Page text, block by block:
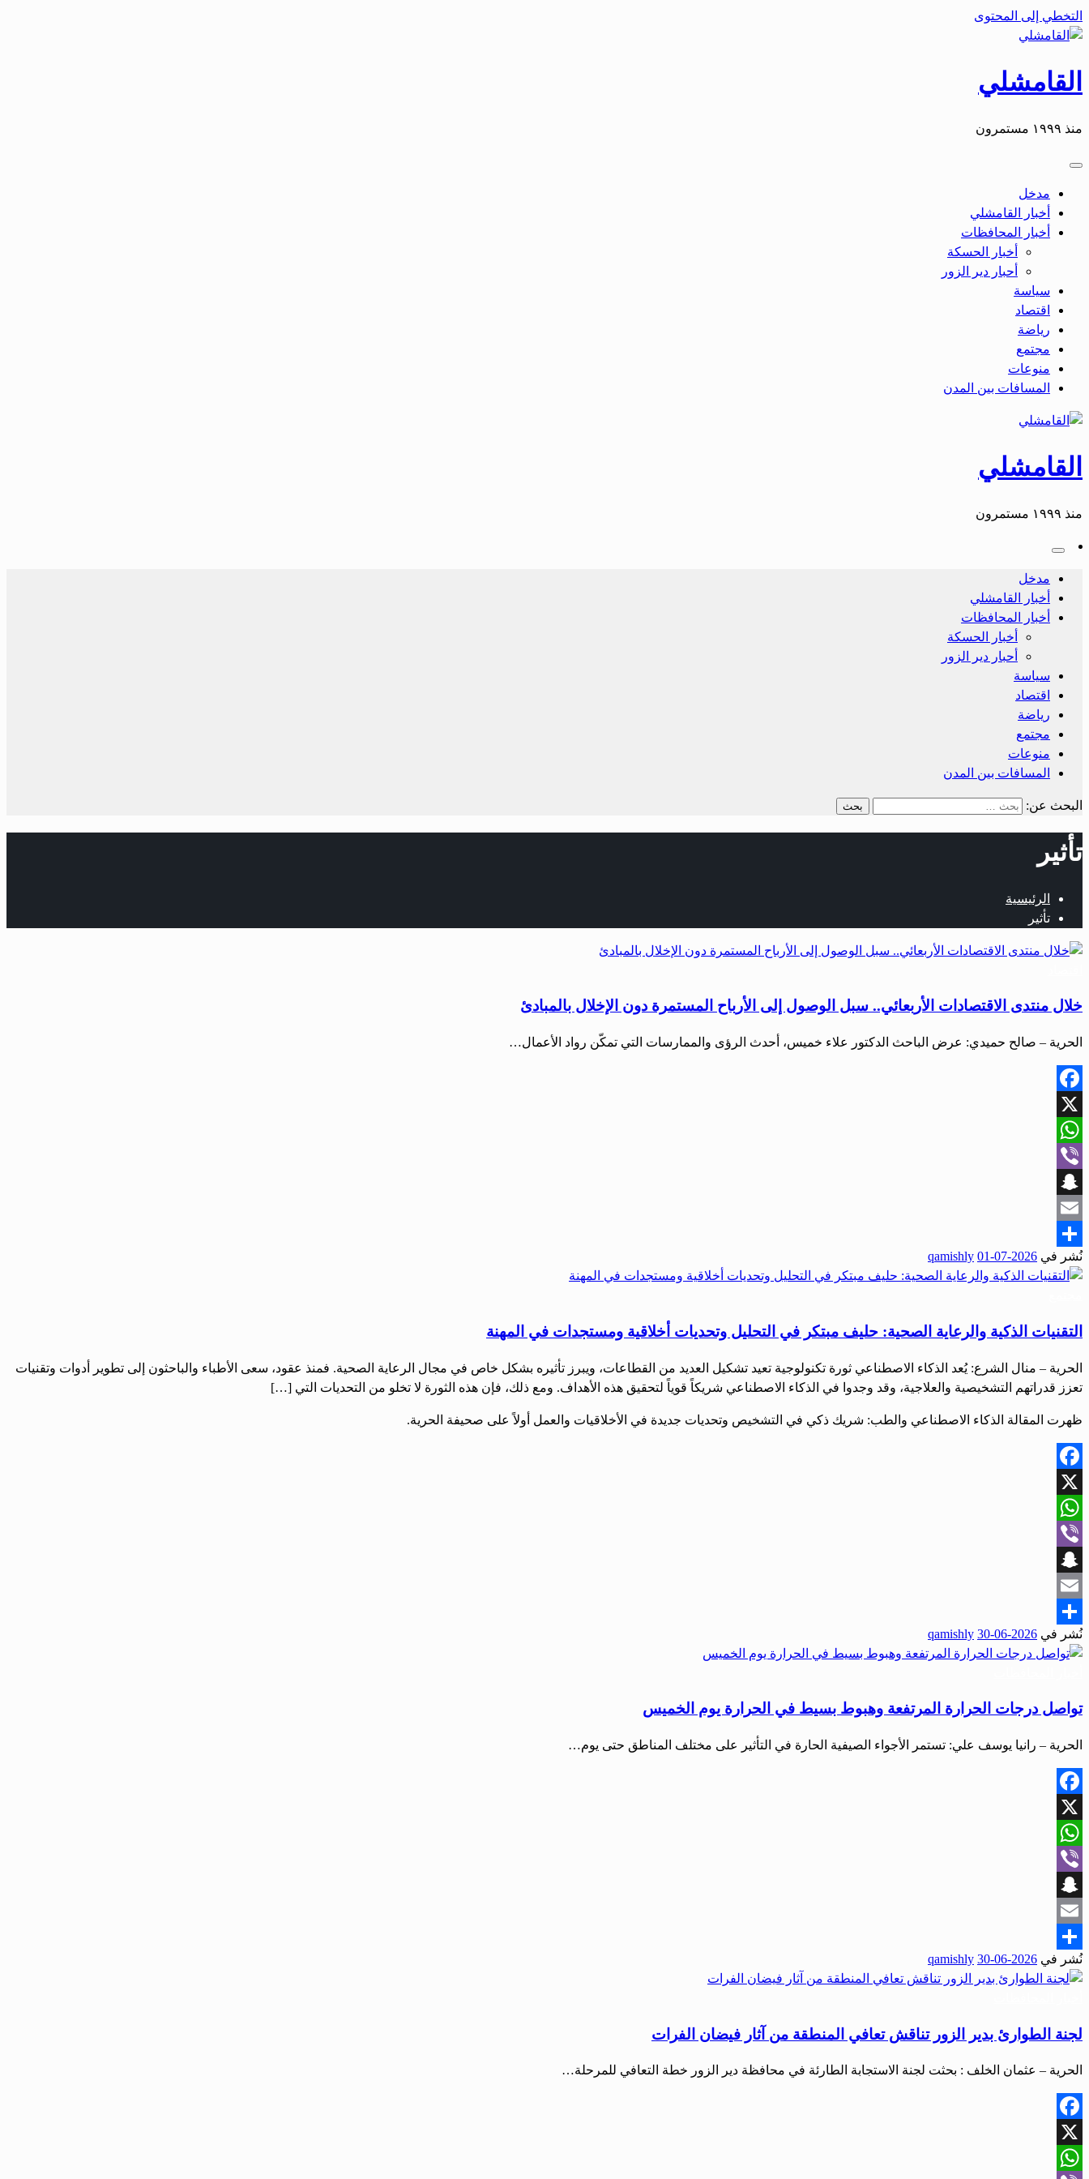
التخطي إلى المحتوى
القامشلي
منذ ١٩٩٩ مستمرون
مدخل
أخبار القامشلي
أخبار المحافظات
أخبار الحسكة
أحبار دير الزور
سياسة
اقتصاد
رياضة
مجتمع
منوعات
المسافات بين المدن
القامشلي
منذ ١٩٩٩ مستمرون
مدخل
أخبار القامشلي
أخبار المحافظات
أخبار الحسكة
أحبار دير الزور
سياسة
اقتصاد
رياضة
مجتمع
منوعات
المسافات بين المدن
البحث عن:
تأثير
الرئيسية
تأثير
خلال منتدى الاقتصادات الأربعائي.. سبل الوصول إلى الأرباح المستمرة دون الإخلال بالمبادئ
الحرية – صالح حميدي: عرض الباحث الدكتور علاء خميس، أحدث الرؤى والممارسات التي تمكّن رواد الأعمال…
Facebook
X
WhatsApp
Viber
Snapchat
Email
Share
نُشر في 2026-07-01
qamishly
التقنيات الذكية والرعاية الصحية: حليف مبتكر في التحليل وتحديات أخلاقية ومستجدات في المهنة
الحرية – منال الشرع: يُعد الذكاء الاصطناعي ثورة تكنولوجية تعيد تشكيل العديد من القطاعات، ويبرز تأثيره بشكل خاص في مجال الرعاية الصحية. فمنذ عقود، سعى الأطباء والباحثون إلى تطوير أدوات وتقنيات
تعزز قدراتهم التشخيصية والعلاجية، وقد وجدوا في الذكاء الاصطناعي شريكاً قوياً لتحقيق هذه الأهداف. ومع ذلك، فإن هذه الثورة لا تخلو من التحديات التي […]
ظهرت المقالة الذكاء الاصطناعي والطب: شريك ذكي في التشخيص وتحديات جديدة في الأخلاقيات والعمل أولاً على صحيفة الحرية.
Facebook
X
WhatsApp
Viber
Snapchat
Email
Share
نُشر في 2026-06-30
qamishly
تواصل درجات الحرارة المرتفعة وهبوط بسيط في الحرارة يوم الخميس
الحرية – رانيا يوسف علي: تستمر الأجواء الصيفية الحارة في التأثير على مختلف المناطق حتى يوم…
Facebook
X
WhatsApp
Viber
Snapchat
Email
Share
نُشر في 2026-06-30
qamishly
لجنة الطوارئ بدير الزور تناقش تعافي المنطقة من آثار فيضان الفرات
الحرية – عثمان الخلف : بحثت لجنة الاستجابة الطارئة في محافظة دير الزور خطة التعافي للمرحلة…
Facebook
X